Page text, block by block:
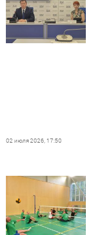
02 июля 2026, 17:50